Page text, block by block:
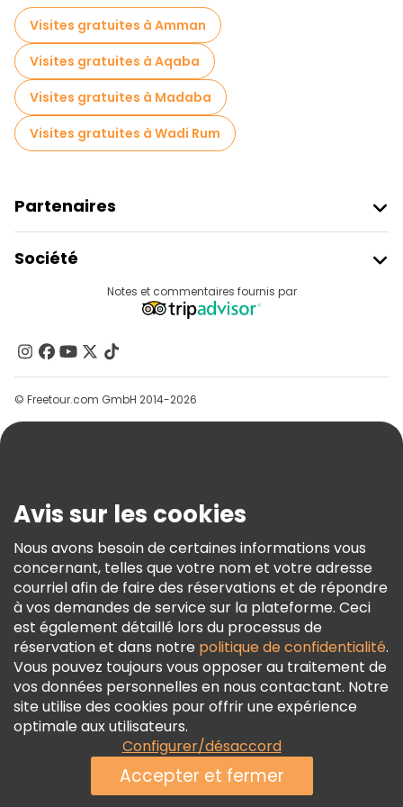
Visites gratuites à Amman
Visites gratuites à Aqaba
Visites gratuites à Madaba
Visites gratuites à Wadi Rum
Partenaires
Connexion Du Fournisseur
Programme D’affiliation
Société
Contactez-Nous
Groupes
Aide
Conditions Générales Et Mentions Légales
Politique En Matière De Cookies
Freetour Prix
Programme De Fidélité
Notes et commentaires fournis par
© Freetour.com GmbH 2014-2026
Avis sur les cookies
Nous avons besoin de certaines informations vous
concernant, telles que votre nom et votre adresse
courriel afin de faire des réservations et de répondre
à vos demandes de service sur la plateforme. Ceci
est également détaillé lors du processus de
réservation et dans notre politique de confidentialité.
Vous pouvez toujours vous opposer au traitement de
vos données personnelles en nous contactant. Notre
site utilise des cookies pour offrir une expérience
optimale aux utilisateurs.
Configurer/désaccord
Accepter et fermer